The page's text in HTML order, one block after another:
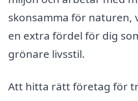
skonsamma för naturen,
en extra fördel för dig
grönare livsstil.
Att hitta rätt företag för